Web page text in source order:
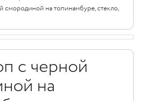
смородиной на топинамбуре, стекло,
с черной
на